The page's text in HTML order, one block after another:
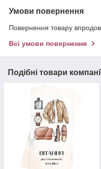
Умови повернення
Повернення товару
Всі умови повернення
Подібні товари